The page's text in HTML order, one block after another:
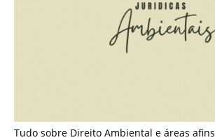
Tudo sobre Direito Ambiental e áreas afins